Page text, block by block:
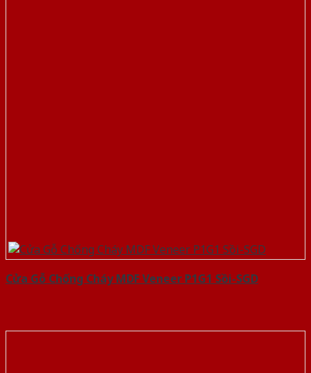
Cửa Gỗ Chống Cháy MDF Veneer P1G1 Sồi-SGD